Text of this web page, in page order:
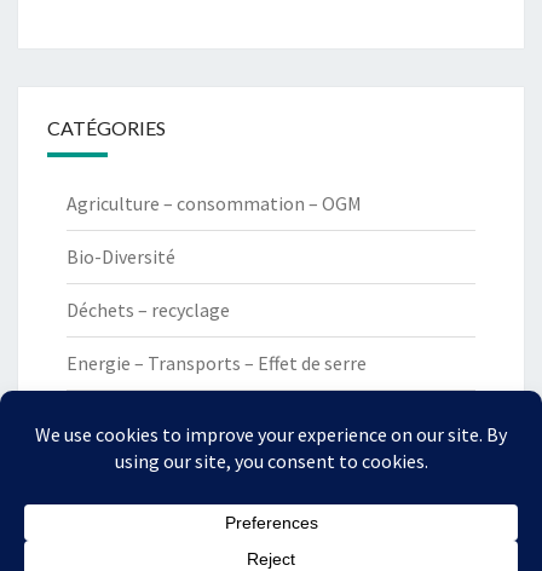
CATÉGORIES
Agriculture – consommation – OGM
Bio-Diversité
Déchets – recyclage
Energie – Transports – Effet de serre
Uncategorized